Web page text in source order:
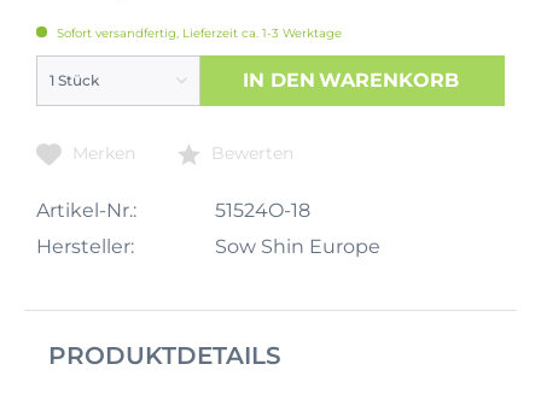
Sofort versandfertig, Lieferzeit ca. 1-3 Werktage
IN DEN WARENKORB
Merken Bewerten
Artikel-Nr.:
51524O-18
Hersteller:
Sow Shin Europe
PRODUKTDETAILS